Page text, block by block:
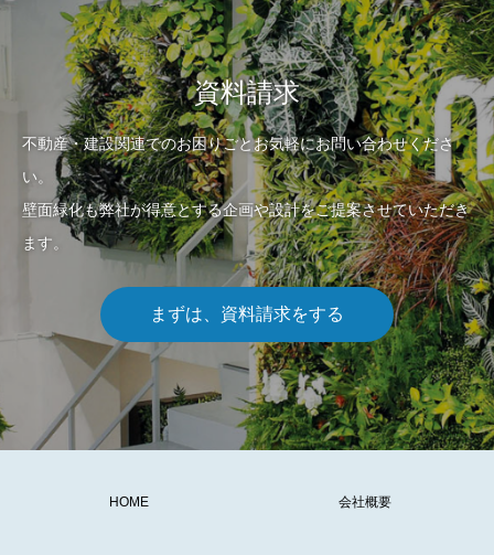
資料請求
不動産・建設関連でのお困りごとお気軽にお問い合わせくださ
い。
壁面緑化も弊社が得意とする企画や設計をご提案させていただき
ます。
まずは、資料請求をする
HOME 会社概要